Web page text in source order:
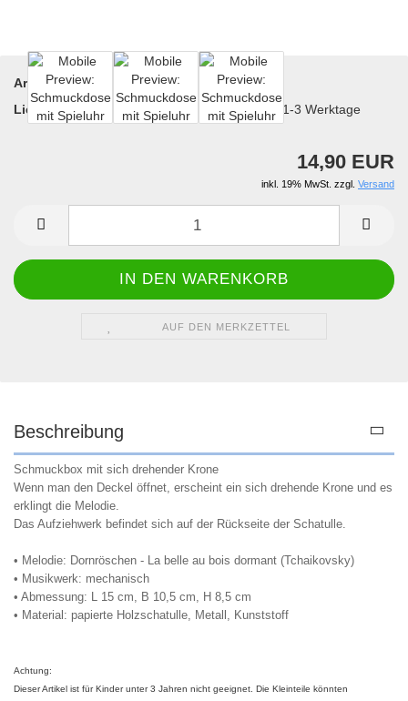
Art.Nr.:
18-9530
Lieferzeit:
1-3 Werktage
14,90 EUR
inkl. 19% MwSt. zzgl. Versand
AUF DEN MERKZETTEL
Beschreibung
Schmuckbox mit sich drehender Krone
Wenn man den Deckel öffnet, erscheint ein sich drehende Krone und es
erklingt die Melodie.
Das Aufziehwerk befindet sich auf der Rückseite der Schatulle.
• Melodie: Dornröschen - La belle au bois dormant (Tchaikovsky)
• Musikwerk: mechanisch
• Abmessung: L 15 cm, B 10,5 cm, H 8,5 cm
• Material: papierte Holzschatulle, Metall, Kunststoff
Achtung:
Dieser Artikel ist für Kinder unter 3 Jahren nicht geeignet. Die Kleinteile könnten